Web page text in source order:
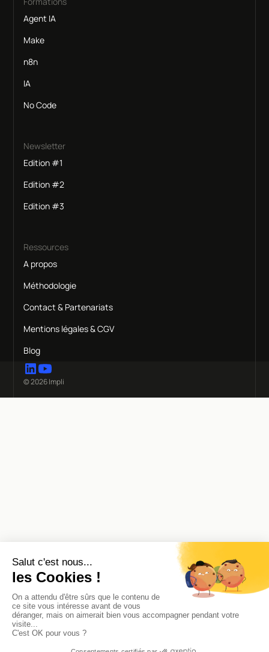
Agent IA
Make
n8n
IA
No Code
Newsletter
Edition #1
Edition #2
Edition #3
Ressources
A propos
Méthodologie
Contact & Partenariats
Mentions légales & CGV
Blog
© 2026 Impli